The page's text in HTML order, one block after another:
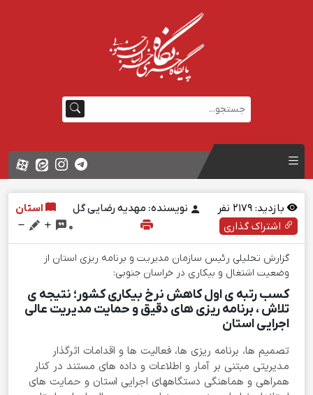
بازدید: نفر نویسنده: مهدیه رضایی گل
استان
اشتراک گذاری
0
گزارش تحلیلی رئیس سازمان مدیریت و برنامه ریزی استان از
وضعیت اشتغال و بیکاری در خراسان جنوبی:
کسب رتبه ی اول کاهش نرخ بیکاری کشور؛ نتیجه ی
تلاش ، برنامه ریزی های دقیق و حمایت مدیریت عالی
اجرایی استان
تصمیم ها، برنامه ریزی ها، فعالیت ها و اقدامات اثرگذار
مدیریتی مبتنی بر آمار و اطلاعات و داده های مستند در کنار
همراهی و هماهنگی دستگاههای اجرایی استان و حمایت های